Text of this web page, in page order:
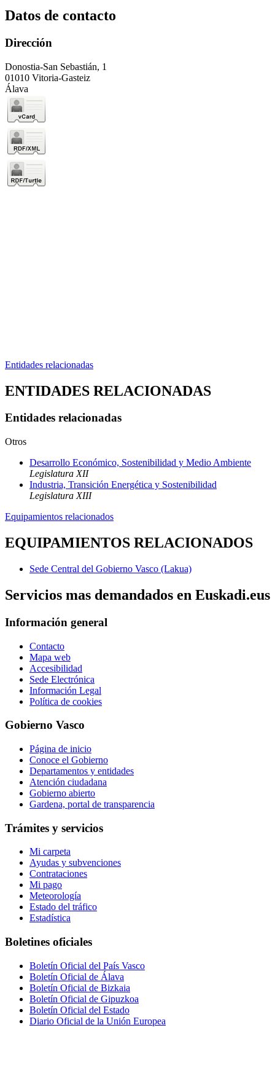
Datos de contacto
Dirección
Donostia-San Sebastián, 1
01010 Vitoria-Gasteiz
Álava
Entidades relacionadas
ENTIDADES RELACIONADAS
Entidades relacionadas
Otros
Desarrollo Económico, Sostenibilidad y Medio Ambiente
Legislatura XII
Industria, Transición Energética y Sostenibilidad
Legislatura XIII
Equipamientos relacionados
EQUIPAMIENTOS RELACIONADOS
Sede Central del Gobierno Vasco (Lakua)
Servicios mas demandados en Euskadi.eus
Información general
Contacto
Mapa web
Accesibilidad
Sede Electrónica
Información Legal
Política de cookies
Gobierno Vasco
Página de inicio
Conoce el Gobierno
Departamentos y entidades
Atención ciudadana
Gobierno abierto
Gardena, portal de transparencia
Trámites y servicios
Mi carpeta
Ayudas y subvenciones
Contrataciones
Mi pago
Meteorología
Estado del tráfico
Estadística
Boletines oficiales
Boletín Oficial del País Vasco
Boletín Oficial de Álava
Boletín Oficial de Bizkaia
Boletín Oficial de Gipuzkoa
Boletín Oficial del Estado
Diario Oficial de la Unión Europea